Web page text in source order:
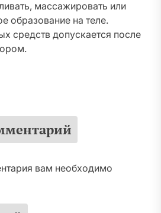
массажировать или
образование на теле.
средств допускается после
вам необходимо